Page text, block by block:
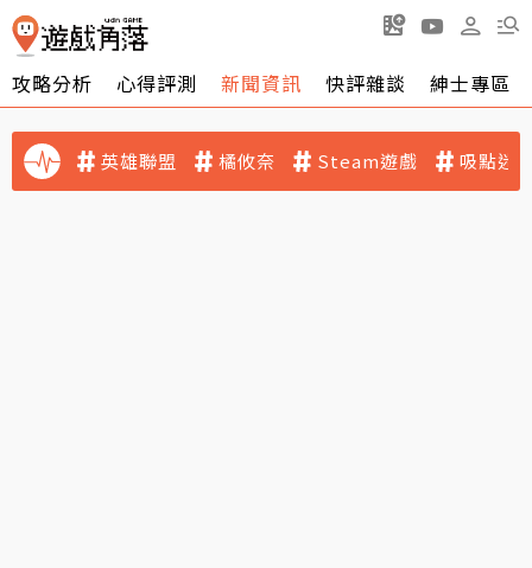
攻略分析 心得評測 新聞資訊 快評雜談 紳士專區
英雄聯盟 橘攸奈 Steam遊戲 吸點迷